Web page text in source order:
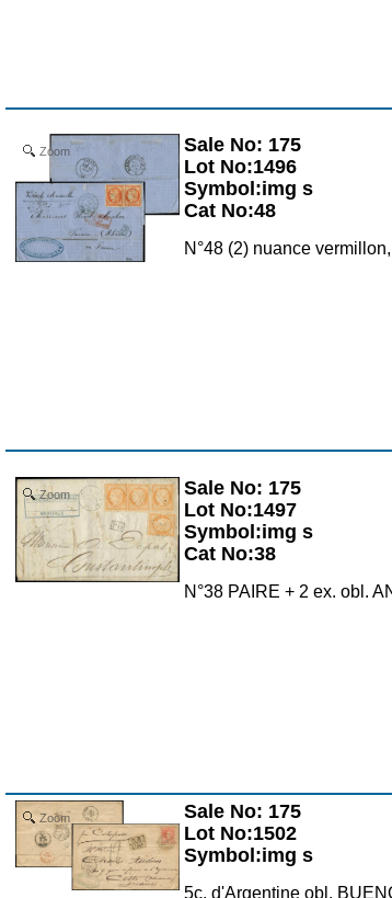
Zoom
Sale No: 175
Lot No:1496
Symbol:img s
Cat No:48
N°48 (2) nuance
Zoom
Sale No: 175
Lot No:1497
Symbol:img s
Cat No:38
N°38 PAIRE + 2 ex. obl.
Zoom
Sale No: 175
Lot No:1502
Symbol:img s
5c. d'Argentine obl.